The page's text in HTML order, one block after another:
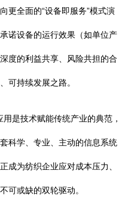
更全面的“设备即服务”模式演
诺设备的运行效果（如单位产
度的利益共享、风险共担的合
可持续发展之路。
是技术赋能传统产业的典范，
科学、专业、主动的信息系统
成为纺织企业应对成本压力、
可或缺的双轮驱动。